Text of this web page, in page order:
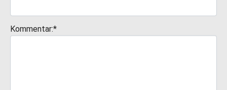
Kommentar:*